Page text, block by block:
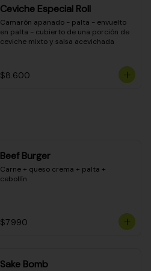
Ceviche Especial Roll
Camarón apanado - palta - envuelto
en palta - cubierto de una porción de
ceviche mixto y salsa acevichada
$8.600
Beef Burger
Carne + queso crema + palta +
cebollín
$7.990
Sake Bomb